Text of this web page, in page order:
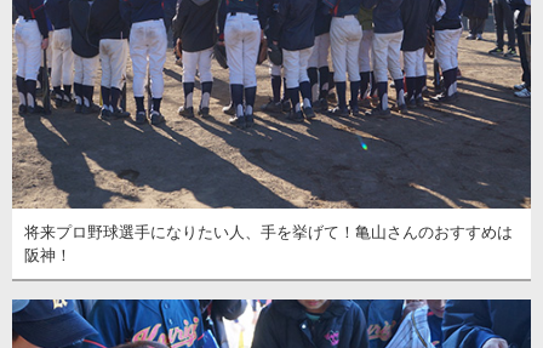
将来プロ野球選手になりたい人、手を挙げて！亀山さんのおすすめは
阪神！